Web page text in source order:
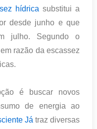
hídrica substitui a
desde junho e que
julho. Segundo o
razão da escassez
é buscar novos
de energia ao
Já traz diversas